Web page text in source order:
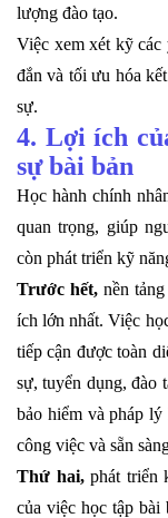
lượng đào tạo.
Việc xem xét kỹ các
đắn và tối ưu hóa
sự.
4. Lợi ích
sự bài bản
Học hành chính
quan trọng, giúp
còn phát triển kỹ
Trước hết,nền tảng
ích lớn nhất. Việc
tiếp cận được toàn
sự, tuyển dụng, đào
bảo hiểm và pháp
công việc và sẵn
Thứ hai,phát triển
của việc học tập